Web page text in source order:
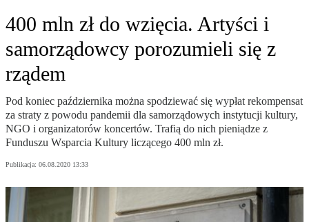
400 mln zł do wzięcia. Artyści i
samorządowcy porozumieli się z
rządem
Pod koniec października można spodziewać się wypłat rekompensat
za straty z powodu pandemii dla samorządowych instytucji kultury,
NGO i organizatorów koncertów. Trafią do nich pieniądze z
Funduszu Wsparcia Kultury liczącego 400 mln zł.
Publikacja: 06.08.2020 13:33